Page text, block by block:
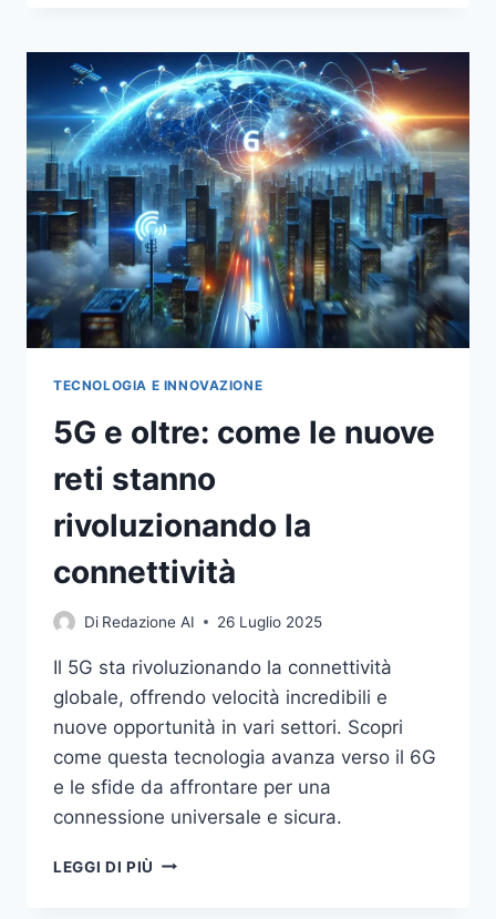
LA
CONNETTIVITÀ
STA
TRASFORMANDO
LE
CITTÀ
INTELLIGENTI
TECNOLOGIA E INNOVAZIONE
5G e oltre: come le nuove
reti stanno
rivoluzionando la
connettività
Di Redazione AI 26 Luglio 2025
Il 5G sta rivoluzionando la connettività
globale, offrendo velocità incredibili e
nuove opportunità in vari settori. Scopri
come questa tecnologia avanza verso il 6G
e le sfide da affrontare per una
connessione universale e sicura.
LEGGI DI PIÙ 5G